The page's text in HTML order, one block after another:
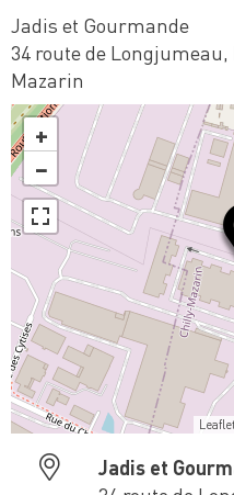
Jadis et Gourmande
34 route de
Mazarin
+
−
Leaflet
Jadis et